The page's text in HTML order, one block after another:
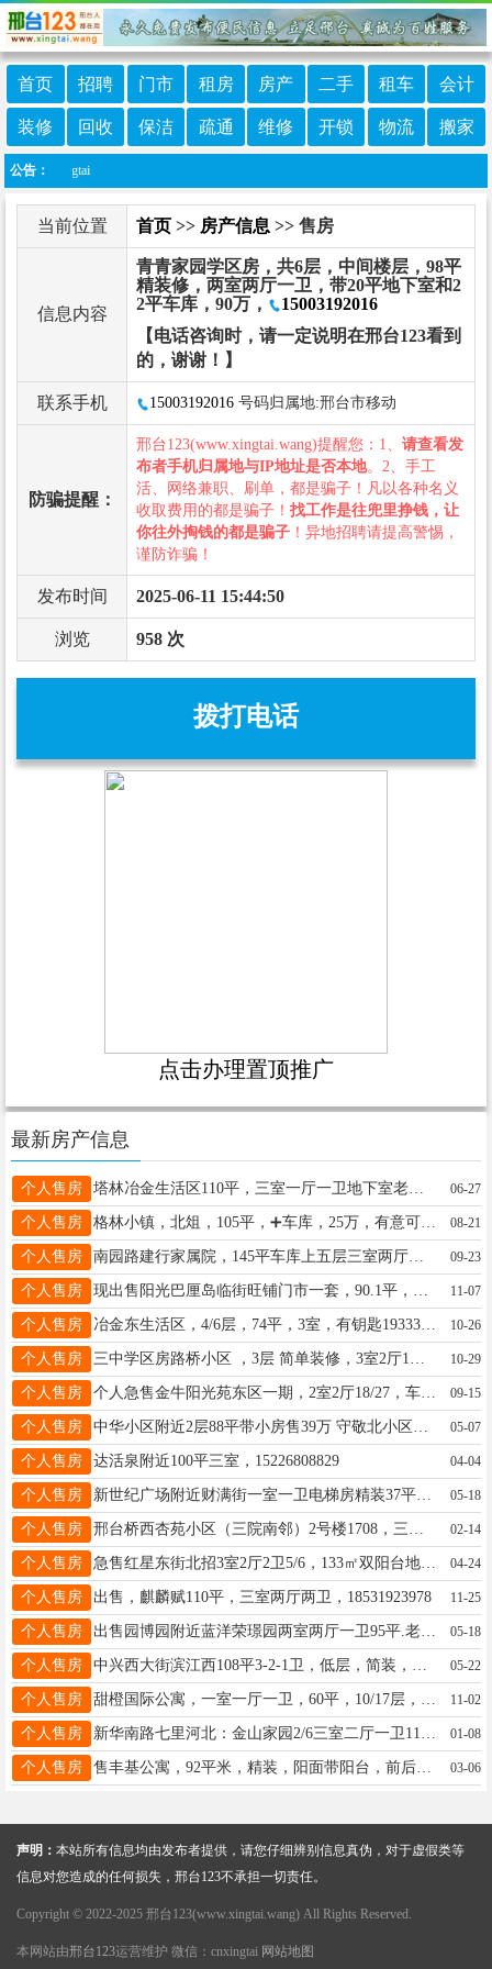
首页 招聘 门市 租房 房产 二手 租车 会计
装修 回收 保洁 疏通 维修 开锁 物流 搬家
公告：
：cnxingtai
当前位置 首页 >> 房产信息 >> 售房
信息内容
青青家园学区房，共6层，中间楼层，98平
精装修，两室两厅一卫，带20平地下室和2
2平车库，90万，
15003192016
【电话咨询时，请一定说明在邢台123看到
的，谢谢！】
联系手机 15003192016 号码归属地:邢台市移动
防骗提醒：
邢台123(www.xingtai.wang)提醒您：1、 请查看发
布者手机归属地与IP地址是否本地。2、手工
活、网络兼职、刷单，都是骗子！凡以各种名义
收取费用的都是骗子！ 找工作是往兜里挣钱，让
你往外掏钱的都是骗子 ！异地招聘请提高警惕，
谨防诈骗！
发布时间 2025-06-11 15:44:50
浏览 958 次
拨打电话
点击办理置顶推广
最新房产信息
个人售房 塔林冶金生活区110平，三室一厅一卫地下室老证68万。顺德鑫苑两室两厅一卫82平老证45万15227360033 06-27
个人售房 08-21
个人售房 南园路建行家属院，145平车库上五层三室两厅两卫，车库30平，老证双气院内免费车，售95W，电话13931918863 09-23
个人售房 11-07
个人售房 冶金东生活区，4/6层，74平，3室，有钥匙19333198658 10-26
个人售房 10-29
个人售房 个人急售金牛阳光苑东区一期，2室2厅18/27，车位紧邻地下室，价格低廉电话19931962765 09-15
个人售房 05-07
个人售房 达活泉附近100平三室，15226808829 04-04
个人售房 新世纪广场附近财满街一室一卫电梯房精装37平住宅证民用水电可贷款零首付急售15万15131923308 05-18
个人售房 02-14
个人售房 急售红星东街北招3室2厅2卫5/6，133㎡双阳台地上小房老证71万元13315901277 04-24
个人售房 出售，麒麟赋110平，三室两厅两卫，18531923978 11-25
个人售房 出售园博园附近蓝洋荣璟园两室两厅一卫95平.老证能贷款.好楼层18/12层.价格优惠15131906364 05-18
个人售房 05-22
个人售房 11-02
个人售房 01-08
个人售房 售丰基公寓，92平米，精装，阳面带阳台，前后跨间，带两个空调，办公家具，价格低。15931990585微信同 03-06
声明： 本站所有信息均由发布者提供，请您仔细辨别信息真伪，对于虚假类等
信息对您造成的任何损失，邢台123不承担一切责任。
Copyright © 2022-2025 邢台123(www.xingtai.wang) All Rights Reserved.
本网站由邢台123运营维护 微信：cnxingtai 网站地图